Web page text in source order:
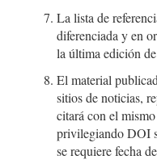
La lista de
diferenciada y en
la última edición
El material
sitios de noticias,
citará con el
privilegiando DOI
se requiere fecha